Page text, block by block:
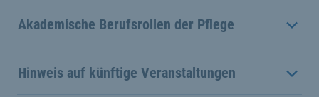
Akademische Berufsrollen der Pflege
Hinweis auf künftige Veranstaltungen